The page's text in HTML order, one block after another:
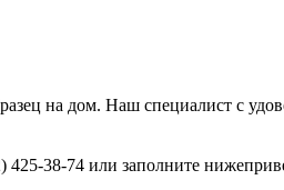
на дом. Наш специалист с
425-38-74 или заполните